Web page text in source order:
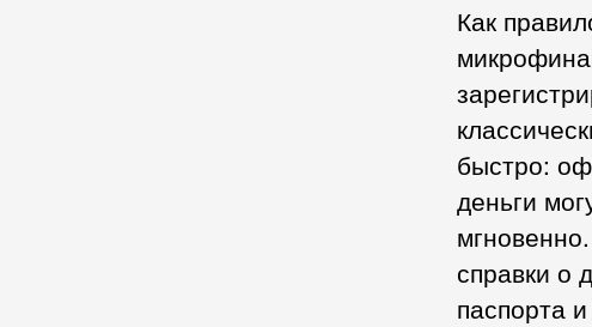
Как
быстро:
деньги
справки о
паспорта